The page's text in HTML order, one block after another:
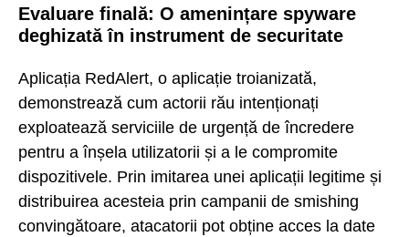
Evaluare finală: O amenințare spyware
deghizată în instrument de securitate
Aplicația RedAlert, o aplicație troianizată,
demonstrează cum actorii rău intenționați
exploatează serviciile de urgență de încredere
pentru a înșela utilizatorii și a le compromite
dispozitivele. Prin imitarea unei aplicații legitime și
distribuirea acesteia prin campanii de smishing
convingătoare, atacatorii pot obține acces la date